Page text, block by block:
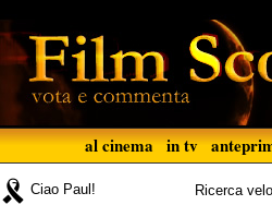
al cinema in tv
Ciao Paul! Ricerca